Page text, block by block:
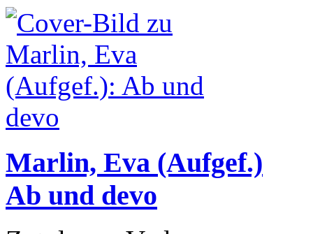
Marlin, Eva (Aufgef.)
Ab und devo